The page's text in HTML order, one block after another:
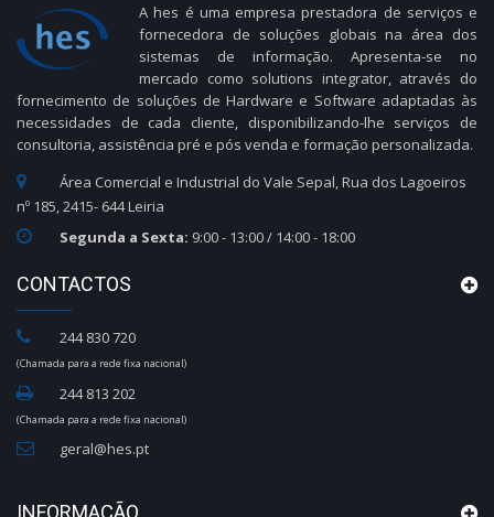
A hes é uma empresa prestadora de serviços e
fornecedora de soluções globais na área dos
sistemas de informação. Apresenta-se no
mercado como solutions integrator, através do
fornecimento de soluções de Hardware e Software adaptadas às
necessidades de cada cliente, disponibilizando-lhe serviços de
consultoria, assistência pré e pós venda e formação personalizada.
Área Comercial e Industrial do Vale Sepal, Rua dos Lagoeiros
nº 185, 2415- 644 Leiria
Segunda a Sexta: 9:00 - 13:00 / 14:00 - 18:00
CONTACTOS
244 830 720
(Chamada para a rede fixa nacional)
244 813 202
(Chamada para a rede fixa nacional)
geral@hes.pt
INFORMAÇÃO